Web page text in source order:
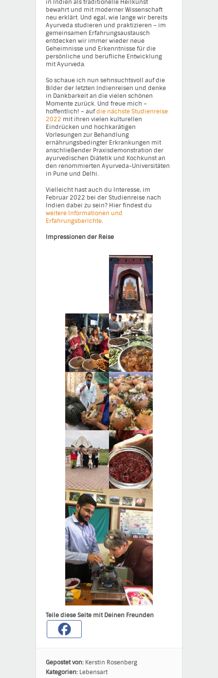
in Indien als traditionelle Heilkunst
bewahrt und mit moderner Wissenschaft
neu erklärt. Und egal, wie lange wir bereits
Ayurveda studieren und praktizieren – im
gemeinsamen Erfahrungsaustausch
entdecken wir immer wieder neue
Geheimnisse und Erkenntnisse für die
persönliche und berufliche Entwicklung
mit Ayurveda.
So schaue ich nun sehnsuchtsvoll auf die
Bilder der letzten Indienreisen und denke
in Dankbarkeit an die vielen schönen
Momente zurück. Und freue mich –
hoffentlich! – aufdie nächste Studienreise
2022 mit ihren vielen kulturellen
Eindrücken und hochkarätigen
Vorlesungen zur Behandlung
ernährungsbedingter Erkrankungen mit
anschließender Praxisdemonstration der
ayurvedischen Diätetik und Kochkunst an
den renommierten Ayurveda-Universitäten
in Pune und Delhi.
Vielleicht hast auch du Interesse, im
Februar 2022 bei der Studienreise nach
Indien dabei zu sein? Hier findest du
weitere Informationen und
Erfahrungsberichte.
Impressionen der Reise
Teile diese Seite mit Deinen Freunden
Gepostet von: Kerstin Rosenberg
Kategorien: Lebensart